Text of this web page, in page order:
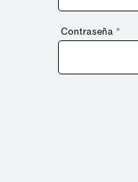
Contraseña *